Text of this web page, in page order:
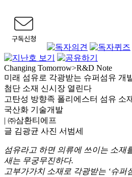
Changing Tomorrow>R&D Note
미래 섬유로 각광받는 슈퍼섬유 개
첨단 소재 신시장 열린다
고탄성 방향족 폴리에스터 섬유 소
국산화 기술개발
| ㈜삼환티에프
글 김광균 사진 서범세
섬유라고 하면 의류에 쓰이는 소재
새는 무궁무진하다.
고부가가치 소재로 각광받는 ‘슈퍼